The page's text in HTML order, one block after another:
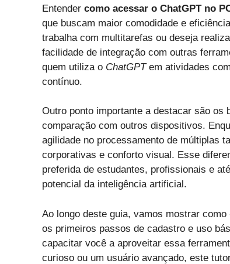
Entender como acessar o ChatGPT no
que buscam maior comodidade e
trabalha com multitarefas ou deseja
facilidade de integração com outras
quem utiliza o ChatGPTem atividades
contínuo.
Outro ponto importante a destacar são os
comparação com outros dispositivos.
agilidade no processamento de múltiplas
corporativas e conforto visual. Esse
preferida de estudantes, profissionais e
potencial da inteligência artificial.
Ao longo deste guia, vamos mostrar
os primeiros passos de cadastro e uso
capacitar você a aproveitar essa
curioso ou um usuário avançado, este